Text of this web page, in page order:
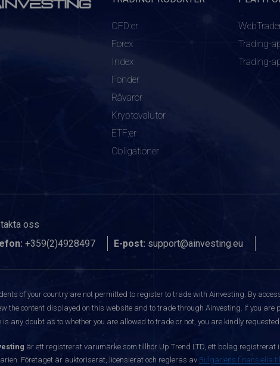
CFD:er
Forex
Index
Fonder
Råvaror
Kryptovalutor
ETF:er
Obligationer
Trading-
Trading-
oss
+359(2)4928497 E-post: support@ainvesting.eu
of your country are not permitted to register to trade with Ainvesting. By
the content displayed on this website and to trade through Ainvesting. If you
is any doubt as to whether you are allowed to trade or not, you are kindly
är ett registrerat varumärke som tillhör Up Trend LTD, ett bolag registrerat
Företaget är auktoriserat, licensierat och regleras av Bulgariens finansiella